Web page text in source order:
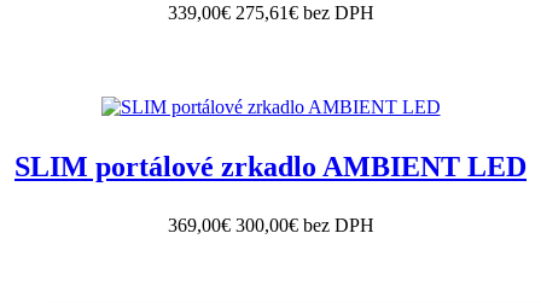
339,00€ 275,61€ bez DPH
SLIM portálové zrkadlo AMBIENT LED
369,00€ 300,00€ bez DPH